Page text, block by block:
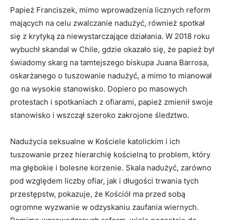
Papież Franciszek, mimo wprowadzenia licznych reform
mających na celu zwalczanie nadużyć, również spotkał
się z krytyką za niewystarczające działania. W 2018 roku
wybuchł skandal w Chile, gdzie okazało się, że papież był
świadomy skarg na tamtejszego biskupa Juana Barrosa,
oskarżanego o tuszowanie nadużyć, a mimo to mianował
go na wysokie stanowisko. Dopiero po masowych
protestach i spotkaniach z ofiarami, papież zmienił swoje
stanowisko i wszczął szeroko zakrojone śledztwo.
Nadużycia seksualne w Kościele katolickim i ich
tuszowanie przez hierarchię kościelną to problem, który
ma głębokie i bolesne korzenie. Skala nadużyć, zarówno
pod względem liczby ofiar, jak i długości trwania tych
przestępstw, pokazuje, że Kościół ma przed sobą
ogromne wyzwanie w odzyskaniu zaufania wiernych.